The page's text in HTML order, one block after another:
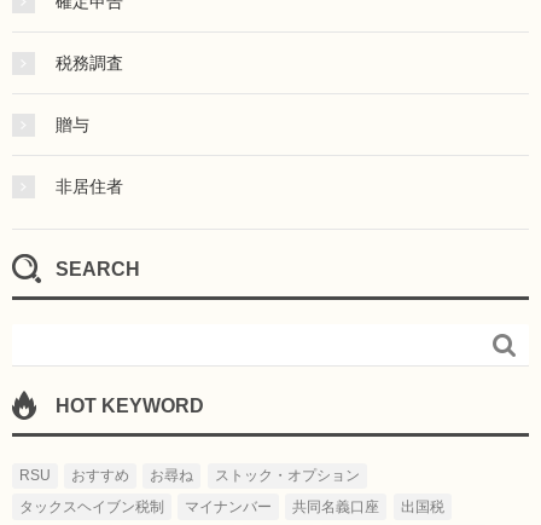
税務調査
贈与
非居住者
SEARCH

HOT KEYWORD
RSU おすすめ お尋ね
ストック・オプション
タックスヘイブン税制
マイナンバー 共同名義口座
出国税